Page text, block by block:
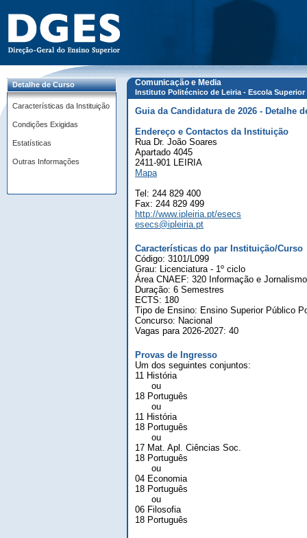
Detalhe de Curso
Características da Instituição
Condições Exigidas
Estatísticas
Outras Informações
Comunicação e Media
Instituto Politécnico de Leiria - Escola Superior
Guia da Candidatura de 2026 - Detalhe
Endereço e Contactos da Instituição
Rua Dr. João Soares
Apartado 4045
2411-901 LEIRIA
Mapa
Tel: 244 829 400
Fax: 244 829 499
http://www.ipleiria.pt/esecs
esecs@ipleiria.pt
Características do par Instituição/Curso
Código: 3101/L099
Grau: Licenciatura - 1º ciclo
Área CNAEF: 320 Informação e Jornalismo
Duração: 6 Semestres
ECTS: 180
Tipo de Ensino: Ensino Superior Público
Concurso: Nacional
Vagas para 2026-2027: 40
Provas de Ingresso
Um dos seguintes conjuntos:
11 História
ou
18 Português
ou
11 História
18 Português
ou
17 Mat. Apl. Ciências Soc.
18 Português
ou
04 Economia
18 Português
ou
06 Filosofia
18 Português